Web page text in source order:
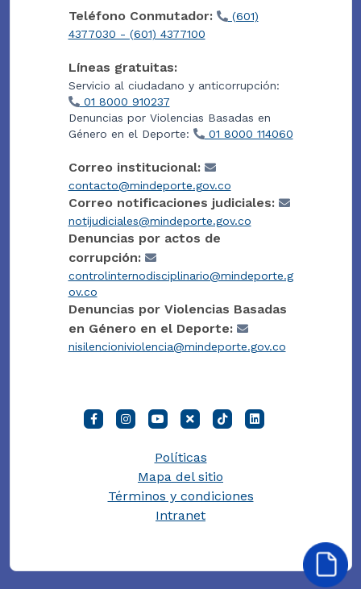
Teléfono Conmutador:
(601)
4377030 - (601) 4377100
Líneas gratuitas:
Servicio al ciudadano y anticorrupción:
01 8000 910237
Denuncias por Violencias Basadas en
Género en el Deporte:
01 8000 114060
Correo institucional:
contacto@mindeporte.gov.co
Correo notificaciones judiciales:
notijudiciales@mindeporte.gov.co
Denuncias por actos de
corrupción:
controlinternodisciplinario@mindeporte.g
ov.co
Denuncias por Violencias Basadas
en Género en el Deporte:
nisilencioniviolencia@mindeporte.gov.co
Políticas
Mapa del sitio
Términos y condiciones
Intranet